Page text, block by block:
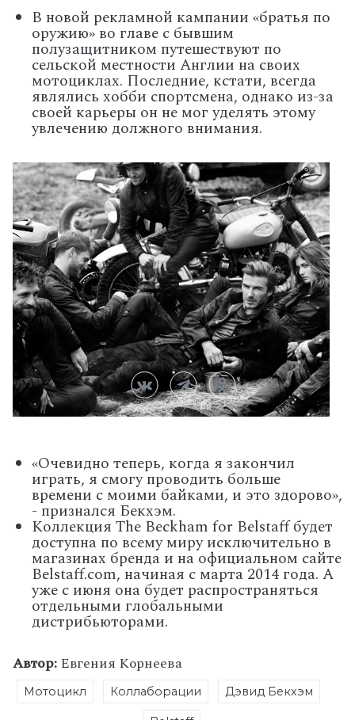
В новой рекламной кампании «братья по
оружию» во главе с бывшим
полузащитником путешествуют по
сельской местности Англии на своих
мотоциклах. Последние, кстати, всегда
являлись хобби спортсмена, однако из-за
своей карьеры он не мог уделять этому
увлечению должного внимания.
«Очевидно теперь, когда я закончил
играть, я смогу проводить больше
времени с моими байками, и это здорово»,
- признался Бекхэм.
Коллекция The Beckham for Belstaff будет
доступна по всему миру исключительно в
магазинах бренда и на официальном сайте
Belstaff.com, начиная с марта 2014 года. А
уже с июня она будет распространяться
отдельными глобальными
дистрибьюторами.
Автор:Евгения Корнеева
Мотоцикл Коллаборации Дэвид Бекхэм